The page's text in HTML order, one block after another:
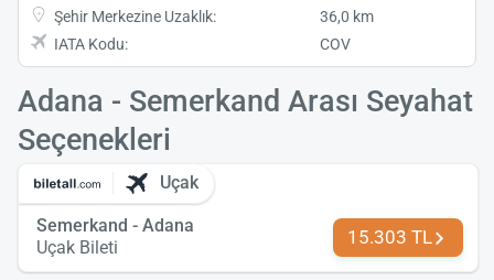
Şehir Merkezine Uzaklık:
36,0 km
IATA Kodu:
COV
Adana - Semerkand Arası Seyahat
Seçenekleri
Uçak
Semerkand - Adana
Uçak Bileti
15.303 TL